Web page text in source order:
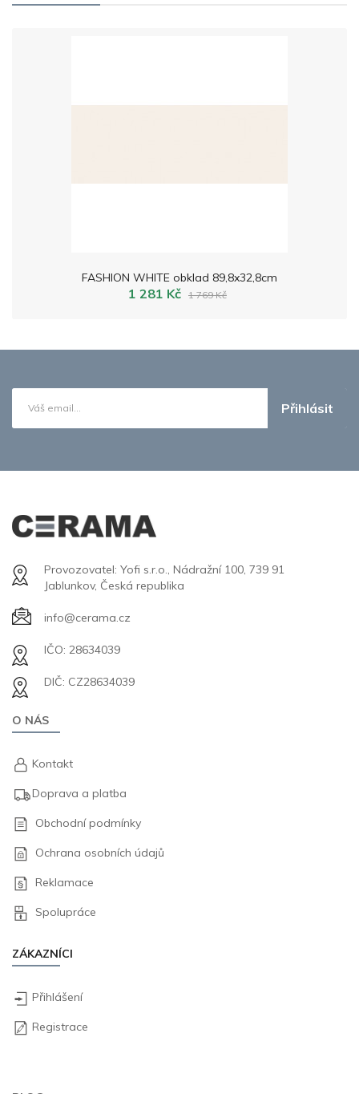
FASHION WHITE obklad 89,8x32,8cm
1 281 Kč 1 769 Kč
Přihlásit
Provozovatel: Yofi s.r.o., Nádražní 100, 739 91
Jablunkov, Česká republika
info@cerama.cz
IČO: 28634039
DIČ: CZ28634039
O NÁS
Kontakt
Doprava a platba
Obchodní podmínky
Ochrana osobních údajů
Reklamace
Spolupráce
ZÁKAZNÍCI
Přihlášení
Registrace